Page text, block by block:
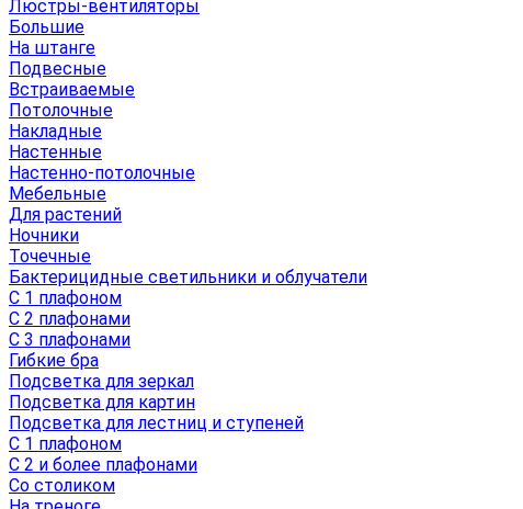
Люстры-вентиляторы
Большие
На штанге
Подвесные
Встраиваемые
Потолочные
Накладные
Настенные
Настенно-потолочные
Мебельные
Для растений
Ночники
Точечные
Бактерицидные светильники и облучатели
С 1 плафоном
С 2 плафонами
С 3 плафонами
Гибкие бра
Подсветка для зеркал
Подсветка для картин
Подсветка для лестниц и ступеней
С 1 плафоном
С 2 и более плафонами
Со столиком